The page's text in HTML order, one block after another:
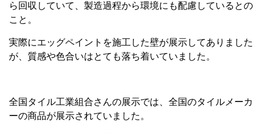
ら回収していて、製造過程から環境にも配慮しているとの
こと。
実際にエッグペイントを施工した壁が展示してありました
が、質感や色合いはとても落ち着いていました。
全国タイル工業組合さんの展示では、全国のタイルメーカ
ーの商品が展示されていました。